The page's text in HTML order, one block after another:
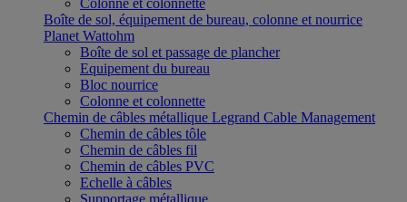
Colonne et colonnette
Boîte de sol, équipement de bureau, colonne et nourrice
Planet Wattohm
Boîte de sol et passage de plancher
Equipement du bureau
Bloc nourrice
Colonne et colonnette
Chemin de câbles métallique Legrand Cable Management
Chemin de câbles tôle
Chemin de câbles fil
Chemin de câbles PVC
Echelle à câbles
Supportage métallique